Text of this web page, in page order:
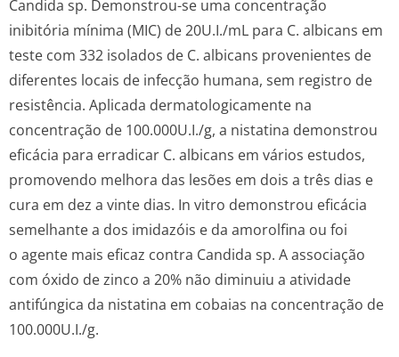
Candida sp. Demonstrou-se uma concentração
inibitória mínima (MIC) de 20U.I./mL para C. albicans em
teste com 332 isolados de C. albicans provenientes de
diferentes locais de infecção humana, sem registro de
resistência. Aplicada dermatologicamente na
concentração de 100.000U.I./g, a nistatina demonstrou
eficácia para erradicar C. albicans em vários estudos,
promovendo melhora das lesões em dois a três dias e
cura em dez a vinte dias. In vitro demonstrou eficácia
semelhante a dos imidazóis e da amorolfina ou foi
o agente mais eficaz contra Candida sp. A associação
com óxido de zinco a 20% não diminuiu a atividade
antifúngica da nistatina em cobaias na concentração de
100.000U.I./g.